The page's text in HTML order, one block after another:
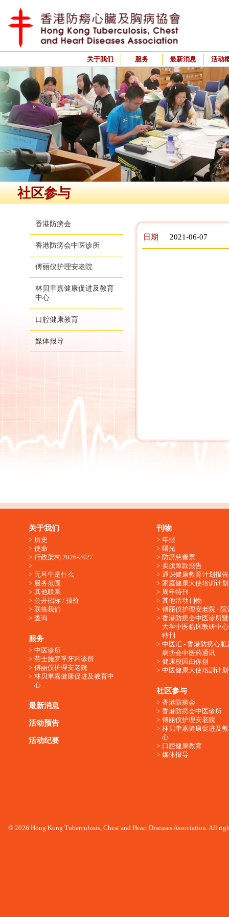
关于我们 服务 最新消息 活动
社区参与
香港防痨会
香港防痨会中医诊所
傅丽仪护理安老院
林贝聿嘉健康促进及教育
中心
口腔健康教育
媒体报导
日期 2021-06-07
关于我们
历史
使命
行政架构 2026-2027
无耳牛是什么
服务范围
其他联系
公开招标 / 报价
联络我们
查询
服务
中医诊所
劳士施罗孚牙科诊所
傅丽仪护理安老院
林贝聿嘉健康促进及教育中
心
最新消息
活动预告
活动纪要
刊物
年报
曙光
防痨慈善票
卖旗筹款报告
通识健康教育计划报告
家庭健康大使培训计划
周年特刊
其他活动刊物
傅丽仪护理安老院 - 院
香港防痨会中医诊所
大学中医临床教研中
特刊
中医汇 - 香港防痨心脏
病协会中医药通讯
健康校园由你创
中医健康大使培訓计划
社区参与
香港防痨会
香港防痨会中医诊所
傅丽仪护理安老院
林贝聿嘉健康促进及
心
口腔健康教育
媒体报导
© 2026 Hong Kong Tuberculosis, Chest and Heart Diseases Association. All